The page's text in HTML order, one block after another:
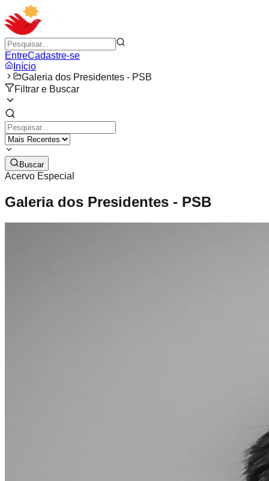
EntreCadastre-se
Início
Galeria dos Presidentes - PSB
Filtrar e Buscar
Buscar
Acervo Especial
Galeria dos Presidentes - PSB